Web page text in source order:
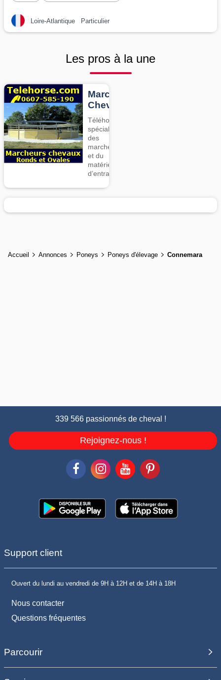
Loire-Atlantique Particulier
Les pros à la une
Marcheurs
Chevaux
Téléhorse,
spécialiste
des
marcheurs
et du
matériel
d’entrainement
Accueil Annonces Poneys Poneys d'élevage Connemara
339 566 passionnés de cheval !
Rejoignez-nous !
Support client
Ouvert du lundi au vendredi de 9H à 12H et de 14H à 18H
Nous contacter
Questions fréquentes
Parcourir